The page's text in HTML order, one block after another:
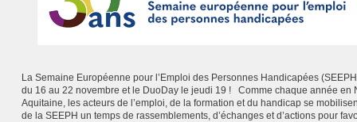
La Semaine Européenne pour l’Emploi des Personnes Handicapées
du 16 au 22 novembre et le DuoDay le jeudi 19 ! Comme chaque année en
Aquitaine, les acteurs de l’emploi, de la formation et du handicap se
de la SEEPH un temps de rassemblements, d’échanges et d’actions pour